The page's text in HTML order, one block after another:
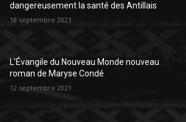
dangereusement la santé des Antillais
18 septembre 2021
L’Évangile du Nouveau Monde nouveau
roman de Maryse Condé
12 septembre 2021